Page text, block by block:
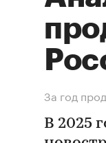
За год
В 2025